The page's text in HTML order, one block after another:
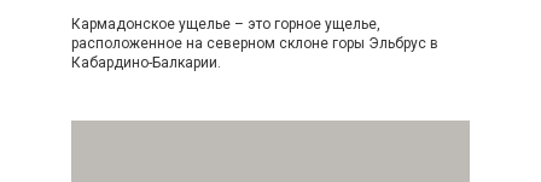
Кармадонское ущелье – это горное ущелье,
расположенное на северном склоне горы Эльбрус в
Кабардино-Балкарии.